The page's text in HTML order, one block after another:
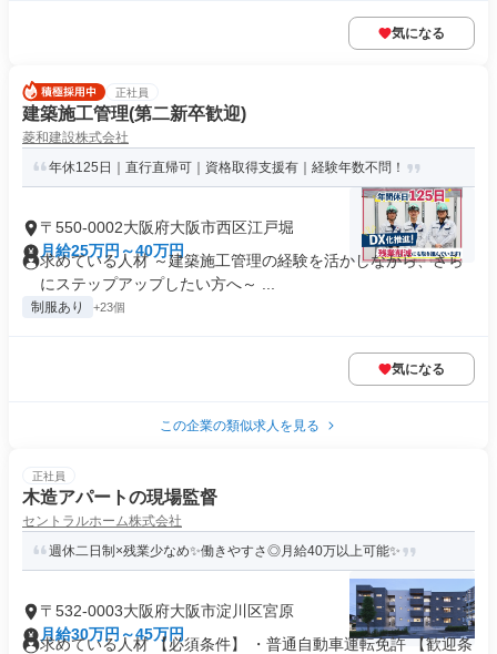
気になる
正社員
建築施工管理(第二新卒歓迎)
菱和建設株式会社
年休125日｜直行直帰可｜資格取得支援有｜経験年数不問！
〒550-0002大阪府大阪市西区江戸堀
月給25万円～40万円
求めている人材 ～建築施工管理の経験を活かしながら、さら
にステップアップしたい方へ～ ...
制服あり +23個
気になる
この企業の類似求人を見る
正社員
木造アパートの現場監督
セントラルホーム株式会社
週休二日制×残業少なめ✨働きやすさ◎月給40万以上可能✨
〒532-0003大阪府大阪市淀川区宮原
月給30万円～45万円
求めている人材 【必須条件】 ・普通自動車運転免許 【歓迎条